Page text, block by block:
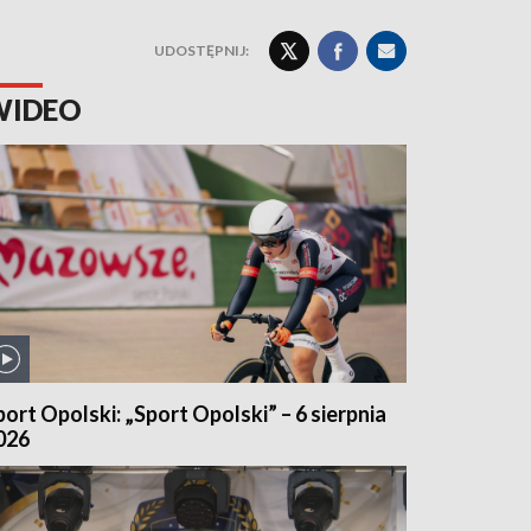
UDOSTĘPNIJ:
Opolski: „Sport Opolski” – 6 sierpnia